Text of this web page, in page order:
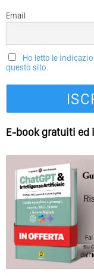
Email
Ho letto le
questo sito.
E-book gratuiti ed